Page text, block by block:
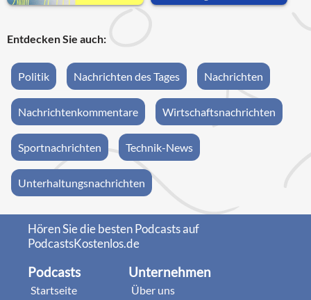
Entdecken Sie auch:
Politik Nachrichten des Tages Nachrichten
Nachrichtenkommentare Wirtschaftsnachrichten
Sportnachrichten Technik-News
Unterhaltungsnachrichten
Hören Sie die besten Podcasts auf
PodcastsKostenlos.de
Podcasts
Startseite
Unternehmen
Über uns